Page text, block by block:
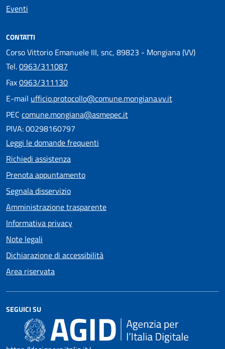
Eventi
CONTATTI
Corso Vittorio Emanuele III, snc, 89823 - Mongiana (VV)
Tel.0963/311087
Fax0963/311130
E-mail ufficio.protocollo@comune.mongiana.vv.it
PEC comune.mongiana@asmepec.it
PIVA: 00298160797
Leggi le domande frequenti
Richiedi assistenza
Prenota appuntamento
Segnala disservizio
Amministrazione trasparente
Informativa privacy
Note legali
Dichiarazione di accessibilità
Area riservata
SEGUICI SU